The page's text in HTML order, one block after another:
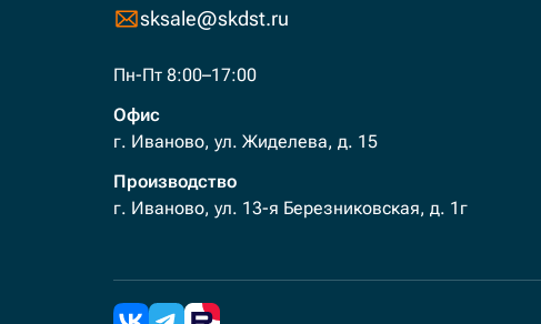
sksale@skdst.ru
Пн-Пт 8:00–17:00
Офис
г. Иваново, ул. Жиделева, д. 15
Производство
г. Иваново, ул. 13-я Березниковская, д. 1г